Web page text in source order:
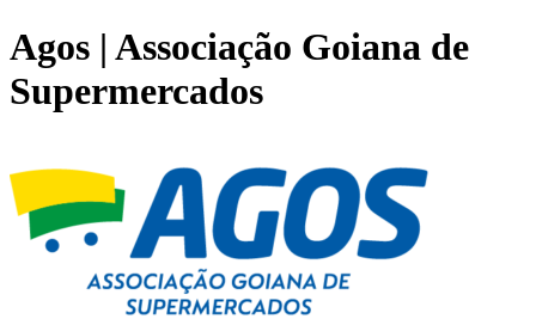
Agos | Associação Goiana de
Supermercados